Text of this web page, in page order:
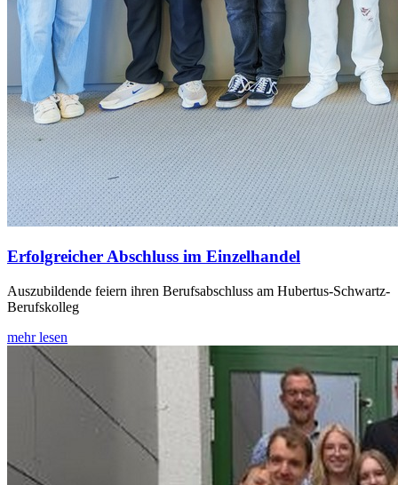
Erfolgreicher Abschluss im Einzelhandel
Auszubildende feiern ihren Berufsabschluss am Hubertus-Schwartz-
Berufskolleg
mehr lesen